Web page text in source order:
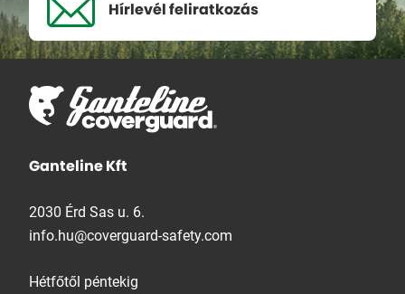
Hírlevél feliratkozás
Ganteline Kft
2030 Érd Sas u. 6.
info.hu@coverguard-safety.com
Hétfőtől péntekig